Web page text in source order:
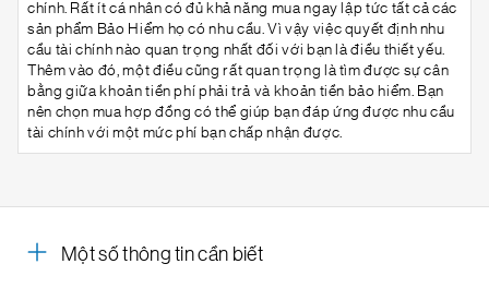
chính. Rất ít cá nhân có đủ khả năng mua ngay lập tức tất cả các
sản phẩm Bảo Hiểm họ có nhu cầu. Vì vậy việc quyết định nhu
cầu tài chính nào quan trọng nhất đối với bạn là điều thiết yếu.
Thêm vào đó, một điều cũng rất quan trọng là tìm được sự cân
bằng giữa khoản tiền phí phải trả và khoản tiền bảo hiểm. Bạn
nên chọn mua hợp đồng có thể giúp bạn đáp ứng được nhu cầu
tài chính với một mức phí bạn chấp nhận được.
Một số thông tin cần biết